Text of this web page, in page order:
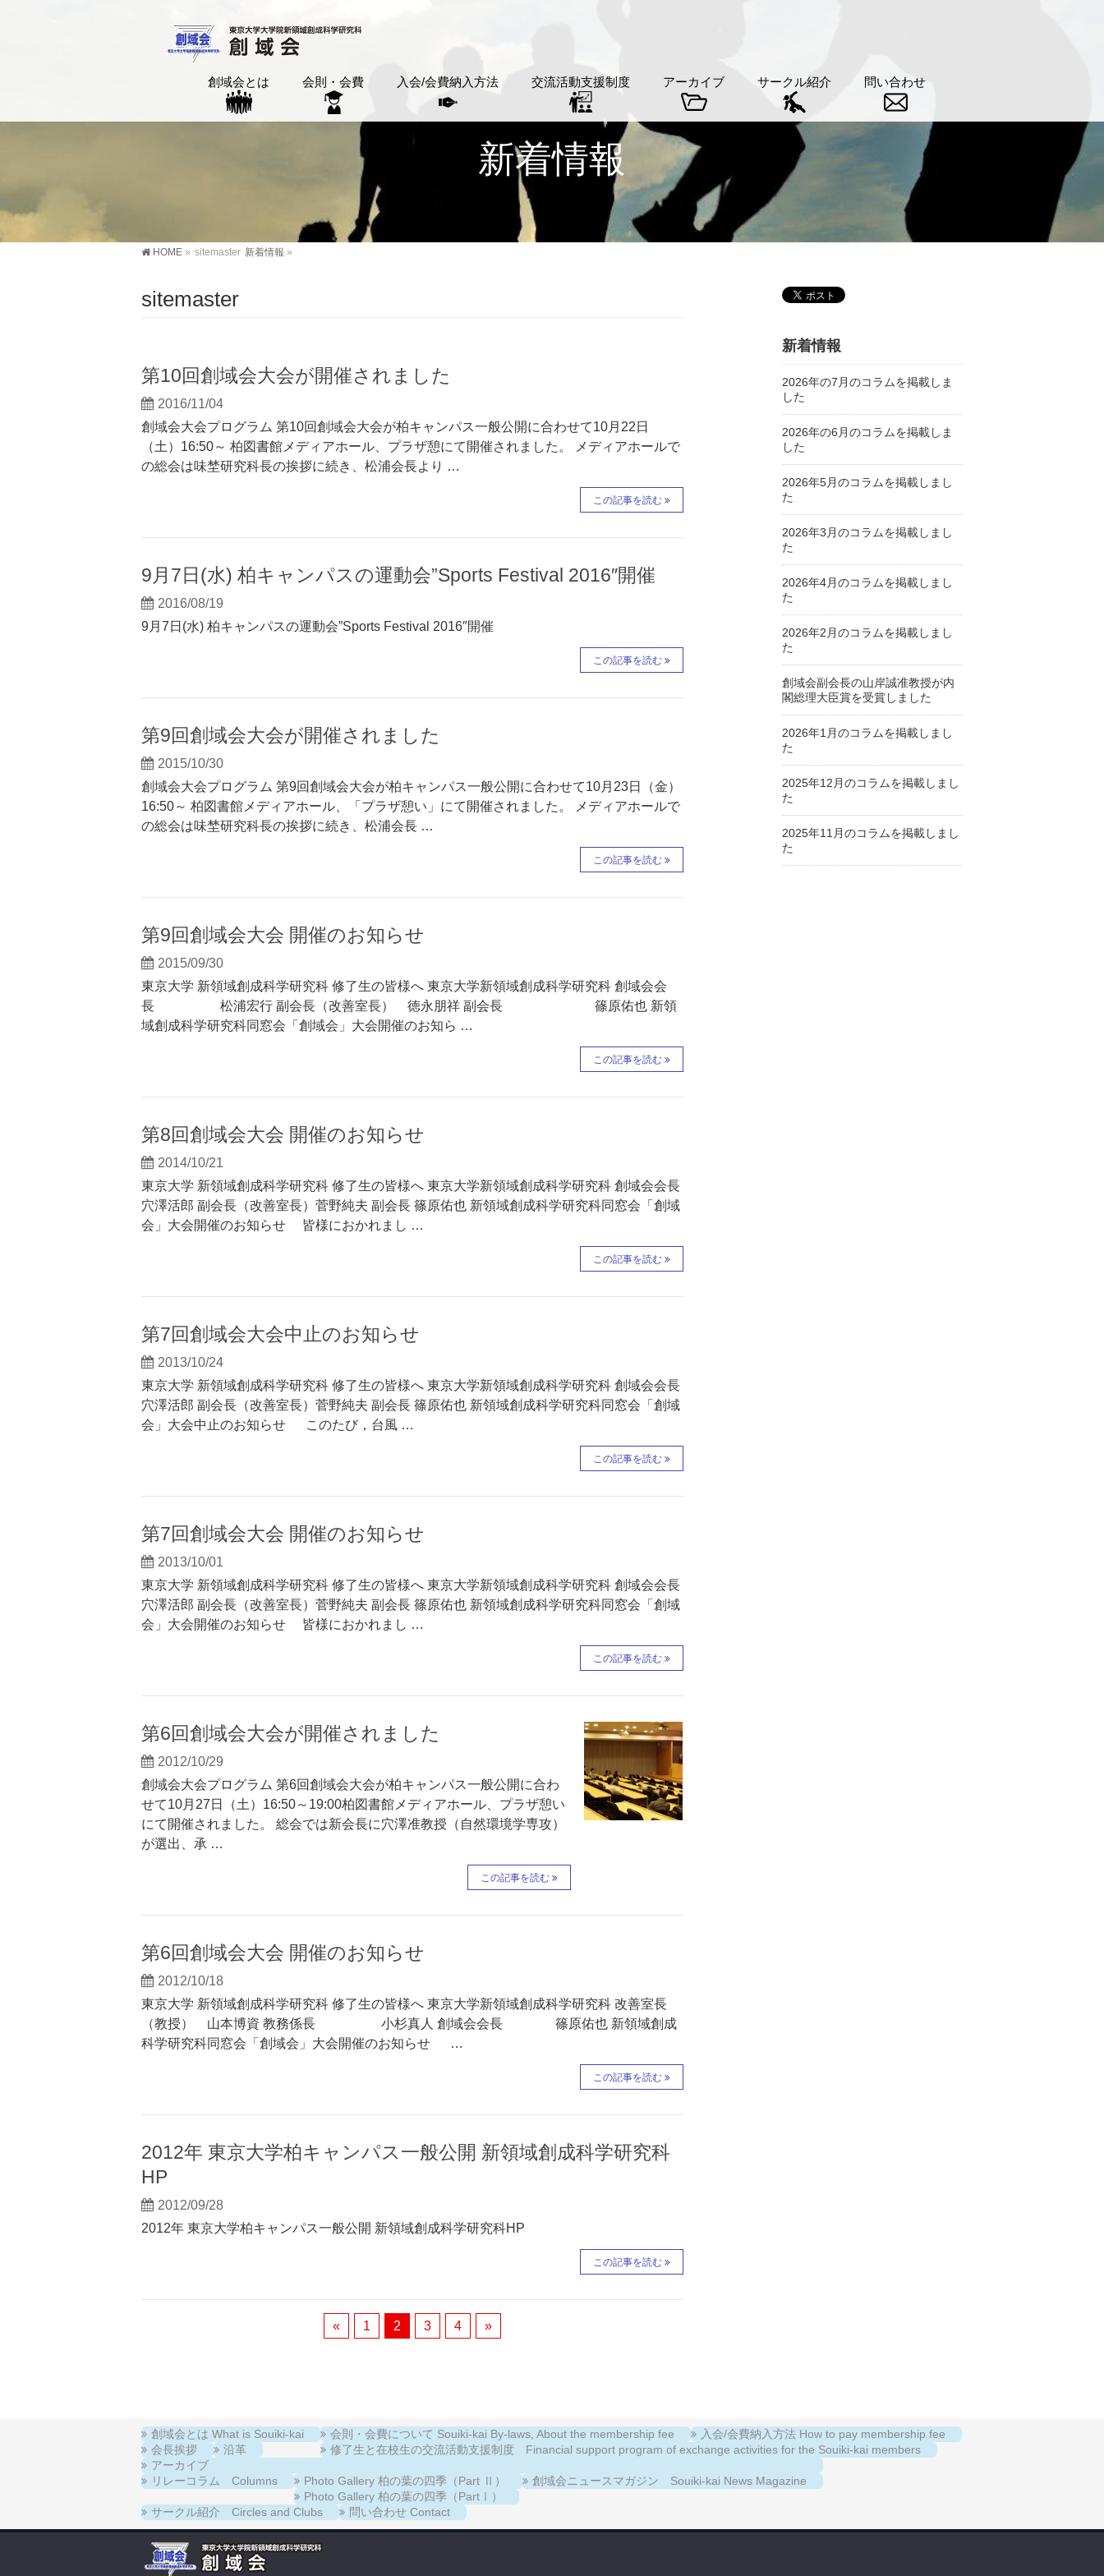
創域会とは 会則・会費 入会/会費納入方法 交流活動支援制度 アーカイブ サークル紹介 問い合わせ
新着情報
HOME » sitemaster 新着情報 »
sitemaster
第10回創域会大会が開催されました
2016/11/04
創域会大会プログラム 第10回創域会大会が柏キャンパス一般公開に合わせて10月22日
（土）16:50～ 柏図書館メディアホール、プラザ憩にて開催されました。 メディアホールで
の総会は味埜研究科長の挨拶に続き、松浦会長より …
この記事を読む
9月7日(水) 柏キャンパスの運動会”Sports Festival 2016″開催
2016/08/19
9月7日(水) 柏キャンパスの運動会”Sports Festival 2016″開催
この記事を読む
第9回創域会大会が開催されました
2015/10/30
創域会大会プログラム 第9回創域会大会が柏キャンパス一般公開に合わせて10月23日（金）
16:50～ 柏図書館メディアホール、「プラザ憩い」にて開催されました。 メディアホールで
の総会は味埜研究科長の挨拶に続き、松浦会長 …
この記事を読む
第9回創域会大会 開催のお知らせ
2015/09/30
東京大学 新領域創成科学研究科 修了生の皆様へ 東京大学新領域創成科学研究科 創域会会
長 松浦宏行 副会長（改善室長） 徳永朋祥 副会長 篠原佑也 新領
域創成科学研究科同窓会「創域会」大会開催のお知ら …
この記事を読む
第8回創域会大会 開催のお知らせ
2014/10/21
東京大学 新領域創成科学研究科 修了生の皆様へ 東京大学新領域創成科学研究科 創域会会長
穴澤活郎 副会長（改善室長）菅野純夫 副会長 篠原佑也 新領域創成科学研究科同窓会「創域
会」大会開催のお知らせ 皆様におかれまし …
この記事を読む
第7回創域会大会中止のお知らせ
2013/10/24
東京大学 新領域創成科学研究科 修了生の皆様へ 東京大学新領域創成科学研究科 創域会会長
穴澤活郎 副会長（改善室長）菅野純夫 副会長 篠原佑也 新領域創成科学研究科同窓会「創域
会」大会中止のお知らせ このたび，台風 …
この記事を読む
第7回創域会大会 開催のお知らせ
2013/10/01
東京大学 新領域創成科学研究科 修了生の皆様へ 東京大学新領域創成科学研究科 創域会会長
穴澤活郎 副会長（改善室長）菅野純夫 副会長 篠原佑也 新領域創成科学研究科同窓会「創域
会」大会開催のお知らせ 皆様におかれまし …
この記事を読む
第6回創域会大会が開催されました
2012/10/29
創域会大会プログラム 第6回創域会大会が柏キャンパス一般公開に合わ
せて10月27日（土）16:50～19:00柏図書館メディアホール、プラザ憩い
にて開催されました。 総会では新会長に穴澤准教授（自然環境学専攻）
が選出、承 …
この記事を読む
第6回創域会大会 開催のお知らせ
2012/10/18
東京大学 新領域創成科学研究科 修了生の皆様へ 東京大学新領域創成科学研究科 改善室長
（教授） 山本博資 教務係長 小杉真人 創域会会長 篠原佑也 新領域創成
科学研究科同窓会「創域会」大会開催のお知らせ …
この記事を読む
2012年 東京大学柏キャンパス一般公開 新領域創成科学研究科
HP
2012/09/28
2012年 東京大学柏キャンパス一般公開 新領域創成科学研究科HP
この記事を読む
« 1 2 3 4 »
新着情報
2026年の7月のコラムを掲載しま
した
2026年の6月のコラムを掲載しま
した
2026年5月のコラムを掲載しまし
た
2026年3月のコラムを掲載しまし
た
2026年4月のコラムを掲載しまし
た
2026年2月のコラムを掲載しまし
た
創域会副会長の山岸誠准教授が内
閣総理大臣賞を受賞しました
2026年1月のコラムを掲載しまし
た
2025年12月のコラムを掲載しまし
た
2025年11月のコラムを掲載しまし
た
創域会とは What is Souiki-kai
会長挨拶
沿革
会則・会費について Souiki-kai By-laws, About the membership fee
入会/会費納入方法 How to pay membership fee
修了生と在校生の交流活動支援制度 Financial support program of exchange activities for the Souiki-kai members
アーカイブ
リレーコラム Columns
Photo Gallery 柏の葉の四季（Part Ⅱ）
Photo Gallery 柏の葉の四季（PartⅠ）
創域会ニュースマガジン Souiki-kai News Magazine
サークル紹介 Circles and Clubs 問い合わせ Contact